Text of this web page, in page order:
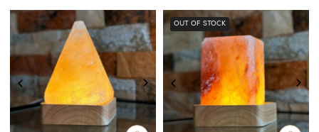
OUT OF STOCK